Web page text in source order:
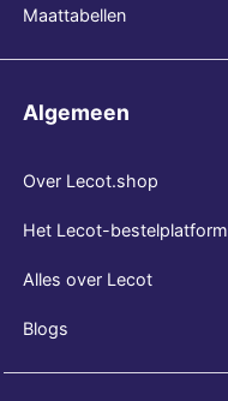
Maattabellen
Algemeen
Over Lecot.shop
Het Lecot-bestelplatform
Alles over Lecot
Blogs